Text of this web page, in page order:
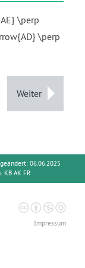
\perp
\perp
Weiter
06.06.2025
KB AK FR
Impressum